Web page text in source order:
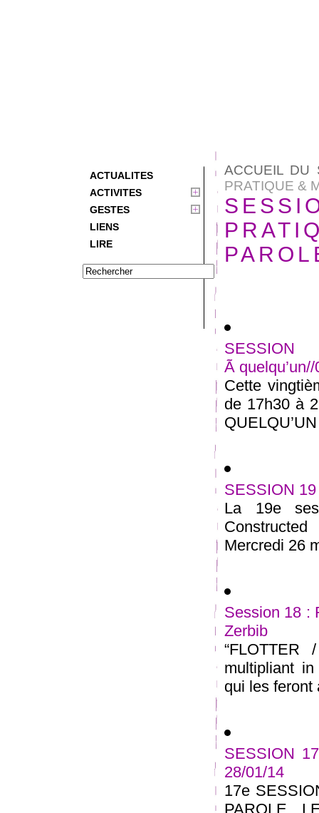
ACTUALITES
ACTIVITES
GESTES
LIENS
LIRE
ACCUEIL DU
PRATIQUE &
Ã
Cette
de 17h30 à
SESSION
La 19e
Mercredi 26
Session 18 :
Zerbib
“FLOTTER
multipliant
qui les feront
SESSION
28/01/14
17e
PAROLE